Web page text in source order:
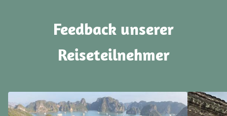
Feedback unserer
Reiseteilnehmer